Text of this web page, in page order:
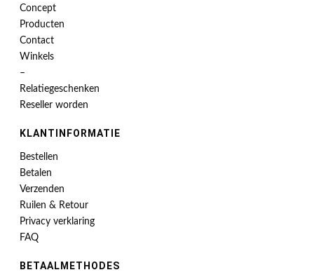
Concept
Producten
Contact
Winkels
–
Relatiegeschenken
Reseller worden
KLANTINFORMATIE
Bestellen
Betalen
Verzenden
Ruilen & Retour
Privacy verklaring
FAQ
BETAALMETHODES